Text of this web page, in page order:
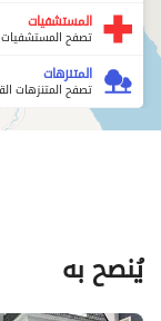
المستشفيات
تصفح المستشفيات
المتنزهات
تصفح المتنزهات
يُنصح به